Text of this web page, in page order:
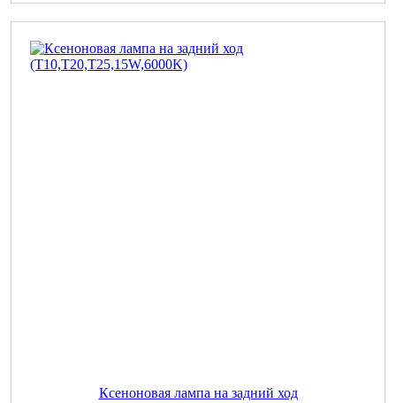
Ксеноновая лампа на задний ход